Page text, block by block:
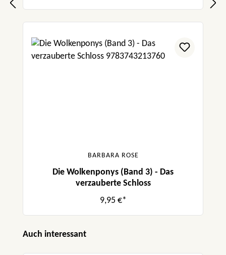
BARBARA ROSE
Die Wolkenponys (Band 3) - Das
verzauberte Schloss
9,95 €*
Produktgalerie überspringen
Auch interessant